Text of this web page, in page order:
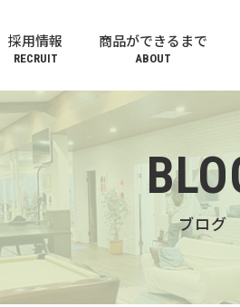
採用情報
RECRUIT
商品ができるまで
ABOUT
ブログ